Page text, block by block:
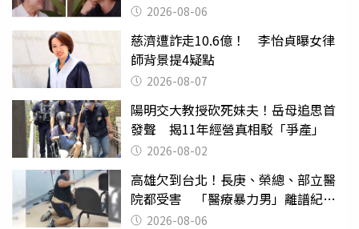
2026-08-06
慈濟遭詐走10.6億！ 李怡貞曝女律
師背景提4疑點
2026-08-07
陽明交大教授砍死妹夫！岳母追思首
發聲 揭11年經營真相駁「爭產」
2026-08-02
高雄欠到台北！長庚、榮總、部立醫
院都受害 「醫療暴力男」離譜紀錄
曝光2026-08-06